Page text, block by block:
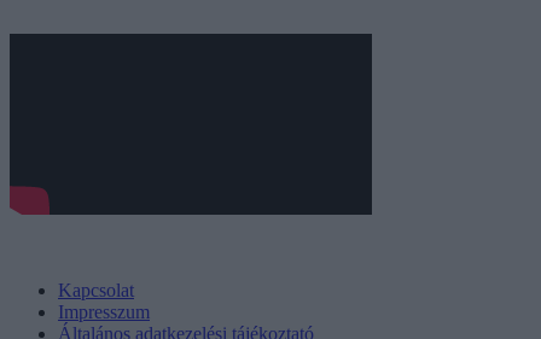
Kapcsolat
Impresszum
Általános adatkezelési tájékoztató